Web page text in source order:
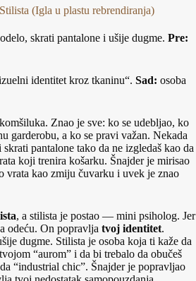
(Igla u plastu rebrendiranja)
skrati pantalone i ušije dugme. Pre:
identitet kroz tkaninu“. Sad: osoba
Znao je sve: ko se udebljao, ko
garderobu, a ko se pravi važan. Nekada
pantalone tako da ne izgledaš kao da
koji trenira košarku. Šnajder je mirisao
vrata kao zmiju čuvarku i uvek je znao
, a stilista je postao — mini psiholog. Jer
odeću. On popravlja tvoj identitet.
dugme. Stilista je osoba koja ti kaže da
“aurom” i da bi trebalo da obučeš
“industrial chic”. Šnajder je popravljao